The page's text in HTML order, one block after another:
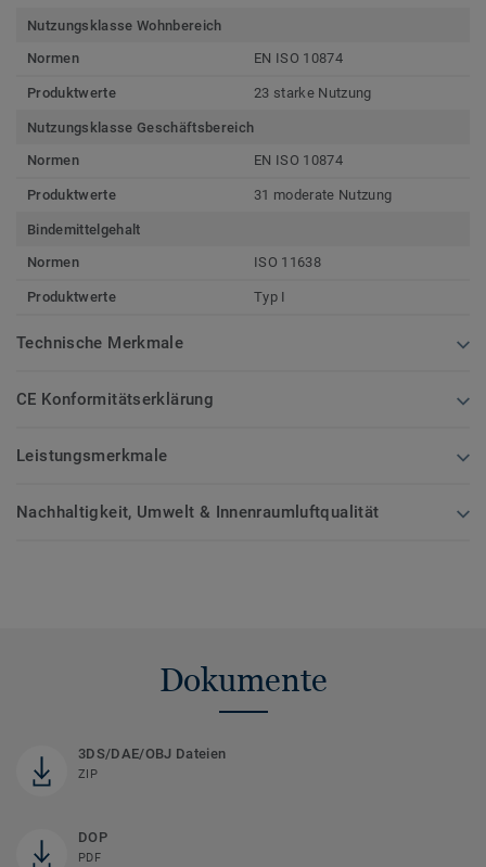
Nutzungsklasse Wohnbereich
Normen
EN ISO 10874
Produktwerte 23 starke Nutzung
Nutzungsklasse Geschäftsbereich
Normen
EN ISO 10874
Produktwerte 31 moderate Nutzung
Bindemittelgehalt
Normen
ISO 11638
Produktwerte Typ I
Technische Merkmale
CE Konformitätserklärung
Leistungsmerkmale
Nachhaltigkeit, Umwelt & Innenraumluftqualität
Dokumente
3DS/DAE/OBJ Dateien
ZIP
DOP
PDF